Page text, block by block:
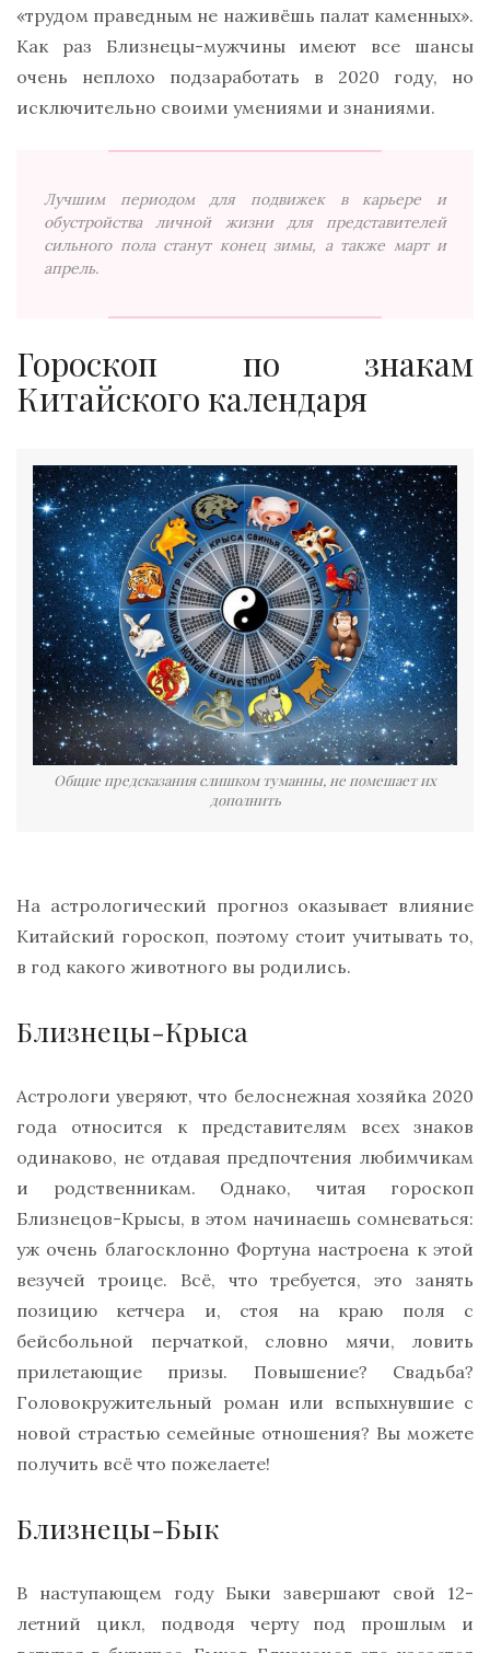
«трудом праведным не наживёшь палат каменных».
Как раз Близнецы-мужчины имеют все шансы
очень неплохо подзаработать в 2020 году, но
исключительно своими умениями и знаниями.
Лучшим периодом для подвижек в карьере и
обустройства личной жизни для представителей
сильного пола станут конец зимы, а также март и
апрель.
Гороскоп по знакам
Китайского календаря
Общие предсказания слишком туманны, не помешает их
дополнить
На астрологический прогноз оказывает влияние
Китайский гороскоп, поэтому стоит учитывать то,
в год какого животного вы родились.
Близнецы-Крыса
Астрологи уверяют, что белоснежная хозяйка 2020
года относится к представителям всех знаков
одинаково, не отдавая предпочтения любимчикам
и родственникам. Однако, читая гороскоп
Близнецов-Крысы, в этом начинаешь сомневаться:
уж очень благосклонно Фортуна настроена к этой
везучей троице. Всё, что требуется, это занять
позицию кетчера и, стоя на краю поля с
бейсбольной перчаткой, словно мячи, ловить
прилетающие призы. Повышение? Свадьба?
Головокружительный роман или вспыхнувшие с
новой страстью семейные отношения? Вы можете
получить всё что пожелаете!
Близнецы-Бык
В наступающем году Быки завершают свой 12-
летний цикл, подводя черту под прошлым и